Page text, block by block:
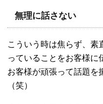
無理に話さない
こういう時は焦らず、素
っていることをお客様に
お客様が頑張って話題を
（笑）